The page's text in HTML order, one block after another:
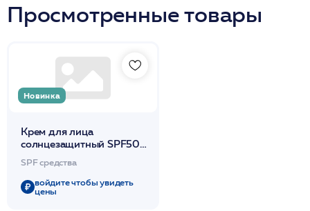
Просмотренные товары
Новинка
Крем для лица
солнцезащитный SPF50
(водостойкий) 50мл
/SUN SHINE /DdP
SPF средства
войдите чтобы увидеть
цены